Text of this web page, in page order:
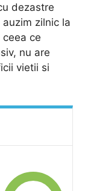
dezastre
zilnic la
ce
nu are
vietii si